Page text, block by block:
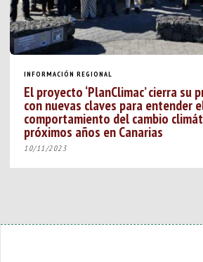
INFORMACIÓN REGIONAL
El proyecto ‘PlanClimac’ cierra su
con nuevas claves para entender
comportamiento del cambio
próximos años en Canarias
10/11/2023